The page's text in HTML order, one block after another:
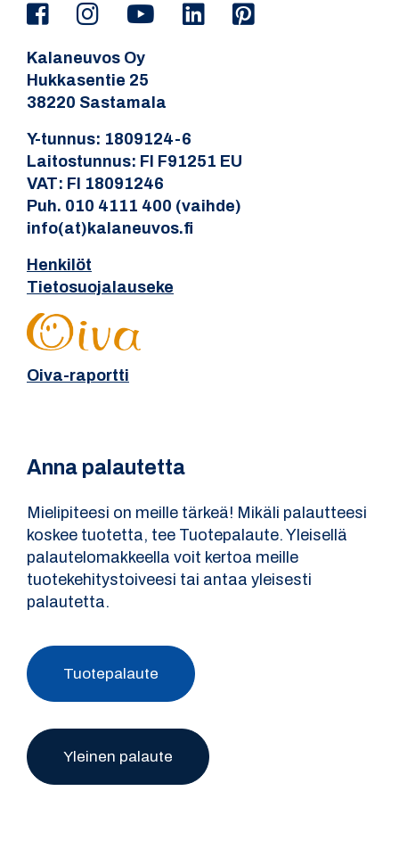
Kalaneuvos Oy
Hukkasentie 25
38220 Sastamala
Y-tunnus: 1809124-6
Laitostunnus: FI F91251 EU
VAT: FI 18091246
Puh. 010 4111 400 (vaihde)
info(at)kalaneuvos.fi
Henkilöt
Tietosuojalauseke
Oiva-raportti
Anna palautetta
Mielipiteesi on meille tärkeä! Mikäli palautteesi
koskee tuotetta, tee Tuotepalaute. Yleisellä
palautelomakkeella voit kertoa meille
tuotekehitystoiveesi tai antaa yleisesti
palautetta.
Tuotepalaute
Yleinen palaute